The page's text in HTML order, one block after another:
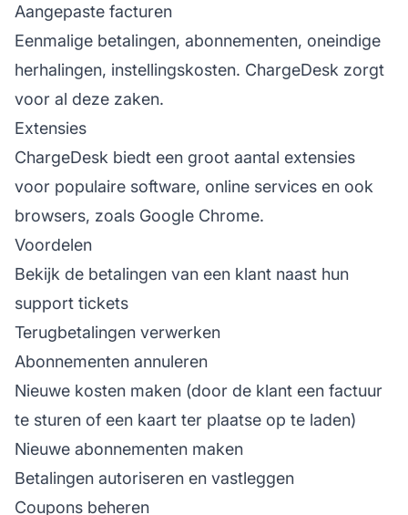
Aangepaste facturen
Eenmalige betalingen, abonnementen, oneindige
herhalingen, instellingskosten. ChargeDesk zorgt
voor al deze zaken.
Extensies
ChargeDesk biedt een groot aantal extensies
voor populaire software, online services en ook
browsers, zoals Google Chrome.
Voordelen
Bekijk de betalingen van een klant naast hun
support tickets
Terugbetalingen verwerken
Abonnementen annuleren
Nieuwe kosten maken (door de klant een factuur
te sturen of een kaart ter plaatse op te laden)
Nieuwe abonnementen maken
Betalingen autoriseren en vastleggen
Coupons beheren